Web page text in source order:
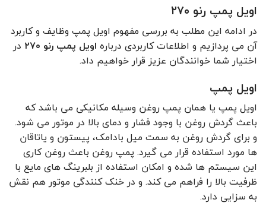
اویل پمپ رنو ۲۷۰
در ادامه این مطلب به بررسی مفهوم اویل پمپ وظایف و کاربرد
آن می‌ پردازیم و اطلاعات کاربردی درباره اویل پمپ رنو ۲۷۰
در
اختیار شما خوانندگان عزیز قرار خواهیم داد.
اویل پمپ
اویل پمپ یا همان پمپ روغن وسیله مکانیکی می باشد که
باعث گردش روغن با وجود فشار و دمای بالا در موتور می ‌شود.
و برای گردش روغن به سمت میل بادامک، پیستون و یاتاقان
ها مورد استفاده قرار می گیرد. پمپ روغن باعث روغن کاری
این سیستم ها شده و امکان استفاده از بلبرینگ های مایع با
ظرفیت بالا را فراهم می‌ کند. و در خنک کنندگی موتور هم نقش
به سزایی دارد.